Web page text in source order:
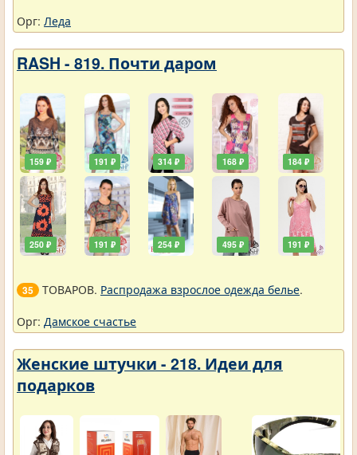
Орг: Леда
RASH - 819. Почти даром
159 ₽
250 ₽
191 ₽
191 ₽
314 ₽
254 ₽
168 ₽
495 ₽
184 ₽
191 ₽
35 ТОВАРОВ. Распродажа взрослое одежда белье.
Орг: Дамское счастье
Женские штучки - 218. Идеи для
подарков